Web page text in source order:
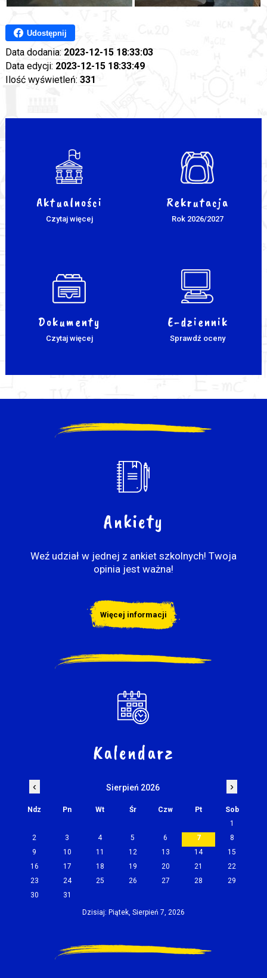
Udostępnij
Data dodania: 2023-12-15 18:33:03
Data edycji: 2023-12-15 18:33:49
Ilość wyświetleń: 331
Aktualności
Czytaj więcej
Rekrutacja
Rok 2026/2027
Dokumenty
Czytaj więcej
E-dziennik
Sprawdź oceny
Ankiety
Weź udział w jednej z ankiet szkolnych! Twoja
opinia jest ważna!
Więcej informacji
Kalendarz
‹ Sierpień 2026 ›
Ndz Pn Wt Śr Czw Pt
Sob
1
2
3 4 5 6 7
8
9
10 11 12 13 14
15
16
17 18 19 20 21
22
23
24 25 26 27 28
29
30
31
Dzisiaj: Piątek, Sierpień 7, 2026